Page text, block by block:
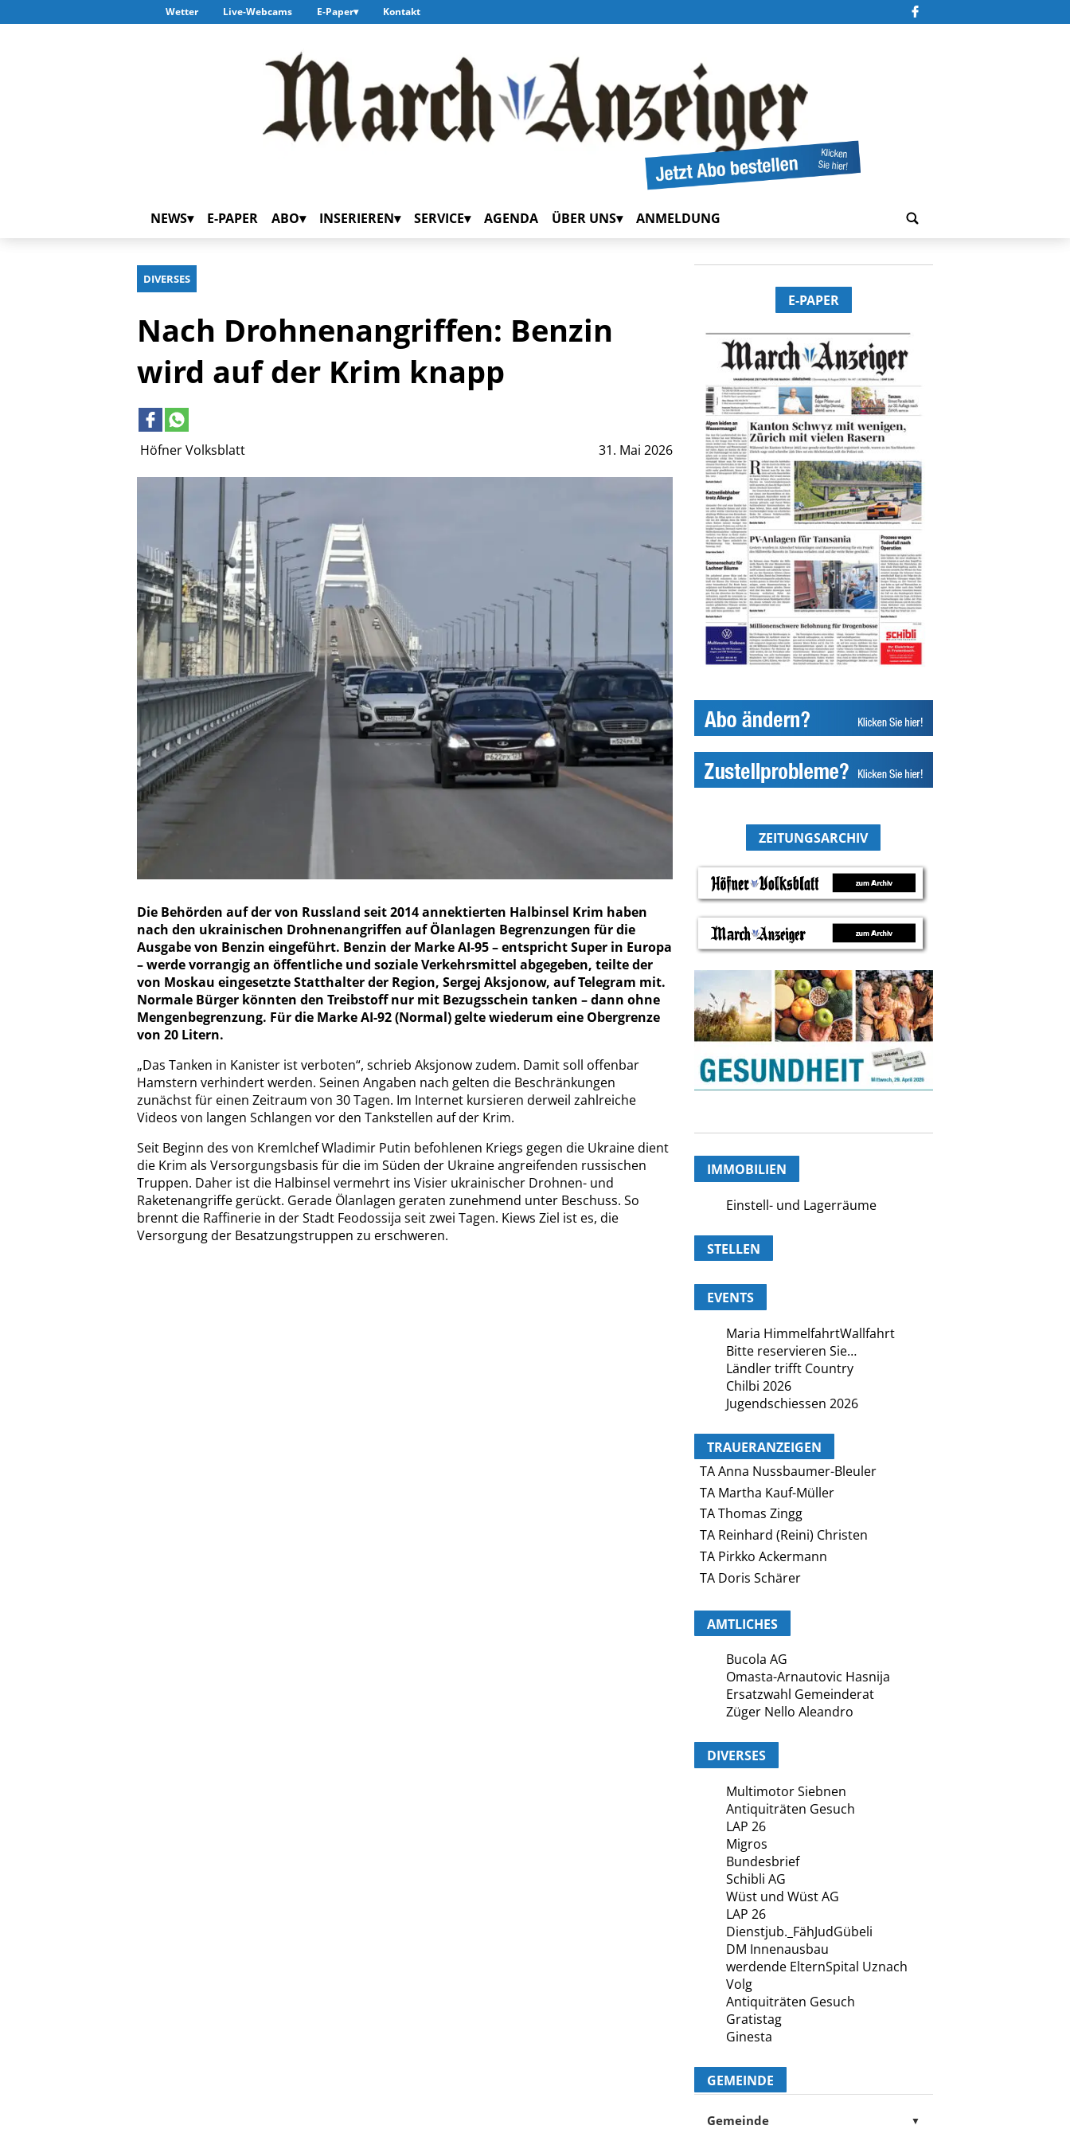
Wetter Live-Webcams E-Paper Kontakt
NEWS E-PAPER ABO INSERIEREN SERVICE AGENDA ÜBER UNS ANMELDUNG
DIVERSES
Höfner Volksblatt 31. Mai 2026
Nach Drohnenangriffen: Benzin
wird auf der Krim knapp
Die Behörden auf der von Russland seit 2014 annektierten Halbinsel Krim haben
nach den ukrainischen Drohnenangriffen auf Ölanlagen Begrenzungen für die
Ausgabe von Benzin eingeführt. Benzin der Marke AI-95 – entspricht Super in Europa
– werde vorrangig an öffentliche und soziale Verkehrsmittel abgegeben, teilte der
von Moskau eingesetzte Statthalter der Region, Sergej Aksjonow, auf Telegram mit.
Normale Bürger könnten den Treibstoff nur mit Bezugsschein tanken – dann ohne
Mengenbegrenzung. Für die Marke AI-92 (Normal) gelte wiederum eine Obergrenze
von 20 Litern.
„Das Tanken in Kanister ist verboten“, schrieb Aksjonow zudem. Damit soll offenbar
Hamstern verhindert werden. Seinen Angaben nach gelten die Beschränkungen
zunächst für einen Zeitraum von 30 Tagen. Im Internet kursieren derweil zahlreiche
Videos von langen Schlangen vor den Tankstellen auf der Krim.
Seit Beginn des von Kremlchef Wladimir Putin befohlenen Kriegs gegen die Ukraine dient
die Krim als Versorgungsbasis für die im Süden der Ukraine angreifenden russischen
Truppen. Daher ist die Halbinsel vermehrt ins Visier ukrainischer Drohnen- und
Raketenangriffe gerückt. Gerade Ölanlagen geraten zunehmend unter Beschuss. So
brennt die Raffinerie in der Stadt Feodossija seit zwei Tagen. Kiews Ziel ist es, die
Versorgung der Besatzungstruppen zu erschweren.
E-PAPER
ZEITUNGSARCHIV
IMMOBILIEN
Einstell- und Lagerräume
STELLEN
EVENTS
Maria HimmelfahrtWallfahrt
Bitte reservieren Sie…
Ländler trifft Country
Chilbi 2026
Jugendschiessen 2026
TRAUERANZEIGEN
TA Anna Nussbaumer-Bleuler
TA Martha Kauf-Müller
TA Thomas Zingg
TA Reinhard (Reini) Christen
TA Pirkko Ackermann
TA Doris Schärer
AMTLICHES
Bucola AG
Omasta-Arnautovic Hasnija
Ersatzwahl Gemeinderat
Züger Nello Aleandro
DIVERSES
Multimotor Siebnen
Antiquiträten Gesuch
LAP 26
Migros
Bundesbrief
Schibli AG
Wüst und Wüst AG
LAP 26
Dienstjub._FähJudGübeli
DM Innenausbau
werdende ElternSpital Uznach
Volg
Antiquiträten Gesuch
Gratistag
Ginesta
GEMEINDE
Gemeinde ▼